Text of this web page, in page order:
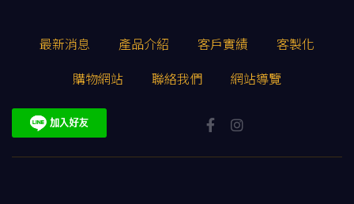
最新消息 產品介紹 客戶實績
客製化
購物網站
聯絡我們 網站導覽